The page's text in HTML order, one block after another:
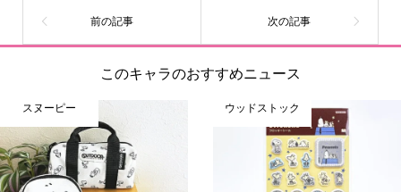
このキャラのおすすめニュース
スヌーピー ウッドストック